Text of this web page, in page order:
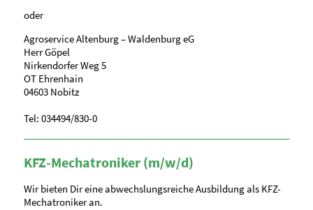
oder
Agroservice Altenburg – Waldenburg eG
Herr Göpel
Nirkendorfer Weg 5
OT Ehrenhain
04603 Nobitz
Tel: 034494/830-0
KFZ-Mechatroniker (m/w/d)
Wir bieten Dir eine abwechslungsreiche Ausbildung als KFZ-
Mechatroniker an.